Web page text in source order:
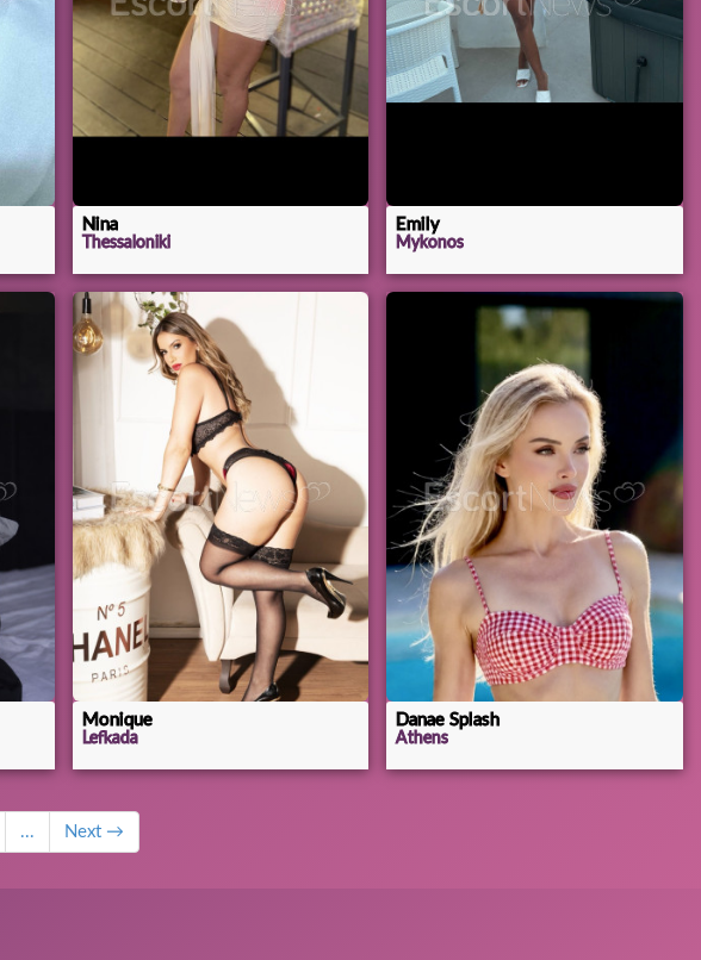
Nina
Thessaloniki
Emily
Mykonos
Monique
Lefkada
Danae Splash
Athens
... Next →